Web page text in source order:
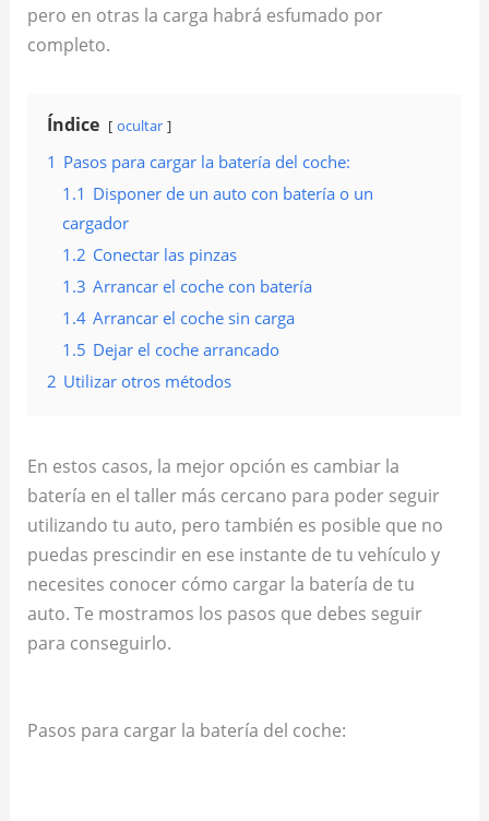
pero en otras la carga habrá esfumado por
completo.
Índice ocultar
1 Pasos para cargar la batería del coche:
1.1 Disponer de un auto con batería o un
cargador
1.2 Conectar las pinzas
1.3 Arrancar el coche con batería
1.4 Arrancar el coche sin carga
1.5 Dejar el coche arrancado
2 Utilizar otros métodos
En estos casos, la mejor opción es cambiar la
batería en el taller más cercano para poder seguir
utilizando tu auto, pero también es posible que no
puedas prescindir en ese instante de tu vehículo y
necesites conocer cómo cargar la batería de tu
auto. Te mostramos los pasos que debes seguir
para conseguirlo.
Pasos para cargar la batería del coche: